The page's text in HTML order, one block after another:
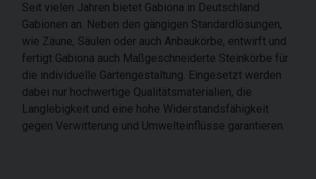
Seit vielen Jahren bietet Gabiona in Deutschland
Gabionen an. Neben den gängigen Standardlösungen,
wie Zäune, Säulen oder auch Anbaukörbe, entwirft und
fertigt Gabiona auch Maßgeschneiderte Steinkörbe für
die individuelle Gartengestaltung. Eingesetzt werden
dabei nur hochwertige Qualitätsmaterialien, die
Langlebigkeit und eine hohe Widerstandsfähigkeit
gegen Verwitterung und Umwelteinflüsse garantieren.